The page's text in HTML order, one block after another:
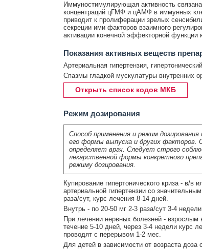
Иммуностимулирующая активность
концентраций цГМФ и цАМФ в иммунных
приводит к пролиферации зрелых
секреции ими факторов взаимного
активации конечной эффекторной функции
Показания активных веществ
Артериальная гипертензия,
Спазмы гладкой мускулатуры внутренних
Открыть список кодов МКБ
Режим дозирования
Способ применения и режим
его формы выпуска и других факторов.
определяет врач. Следует строго
лекарственной формы конкретного
режиму дозирования.
Купирование гипертонического криза - в/в
артериальной гипертензии со
раза/сут, курс лечения 8-14 дней.
Внутрь - по 20-50 мг 2-3 раза/сут 3-4
При лечении нервных болезней - взрослым
течение 5-10 дней, через 3-4 недели курс
проводят с перерывом 1-2 мес.
Для детей в зависимости от возраста доза